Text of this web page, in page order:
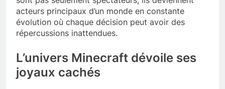
acteurs principaux d’un monde en constante
évolution où chaque décision peut avoir des
répercussions inattendues.
L’univers Minecraft dévoile ses
joyaux cachés